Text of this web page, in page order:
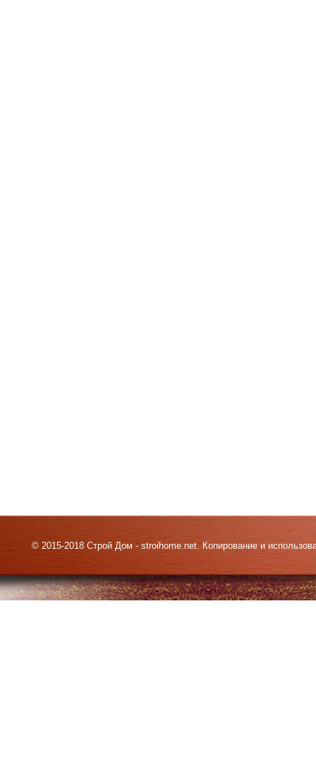
© 2015-2018 Строй Дом - stroihome.net. Копирование и